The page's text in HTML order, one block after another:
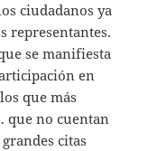
ciudadanos ya
representantes.
se manifiesta
en
que más
que no cuentan
citas